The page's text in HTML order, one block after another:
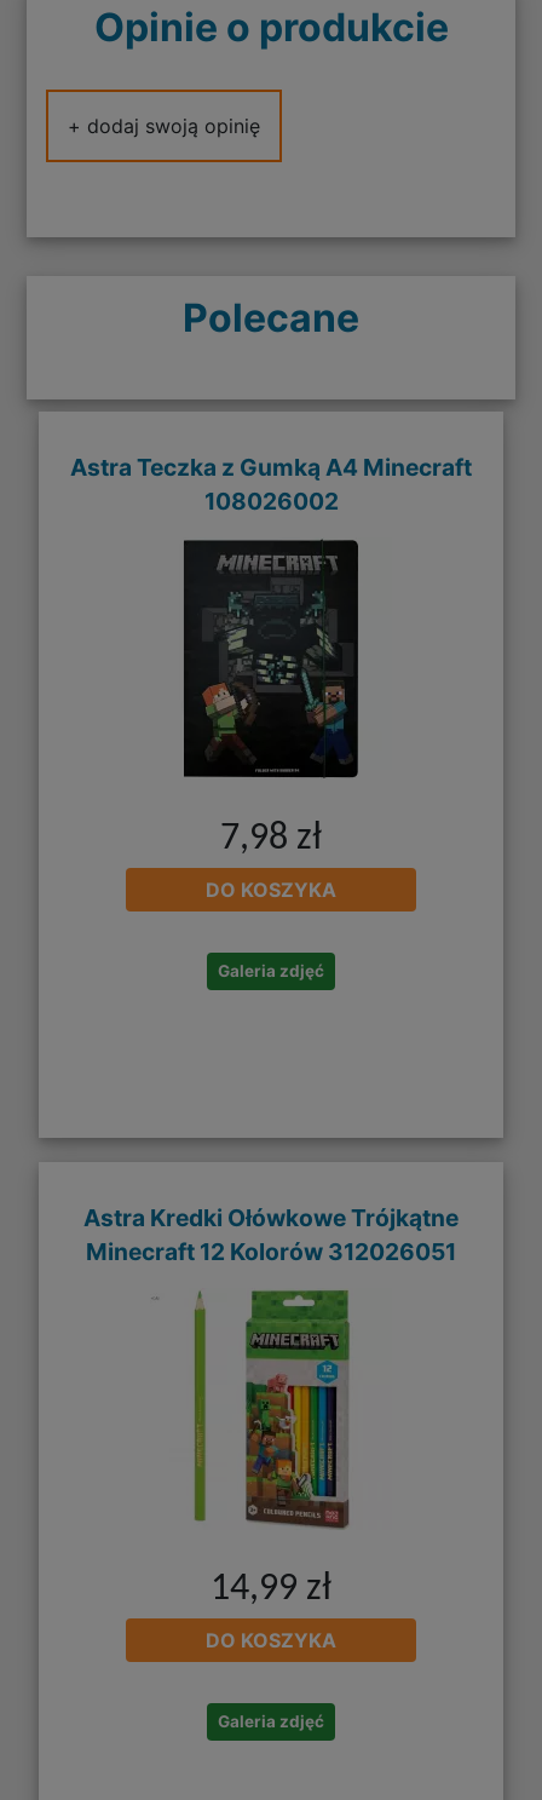
Opinie o produkcie
+ dodaj swoją opinię
Polecane
Astra Teczka z Gumką A4 Minecraft
108026002
7,98 zł
DO KOSZYKA
Galeria zdjęć
Astra Kredki Ołówkowe Trójkątne
Minecraft 12 Kolorów 312026051
14,99 zł
DO KOSZYKA
Galeria zdjęć